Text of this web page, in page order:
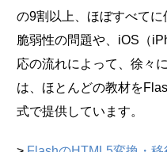
の9割以上、ほぼすべてに
脆弱性の問題や、iOS（
応の流れによって、徐々
は、ほとんどの教材を
式で提供しています。